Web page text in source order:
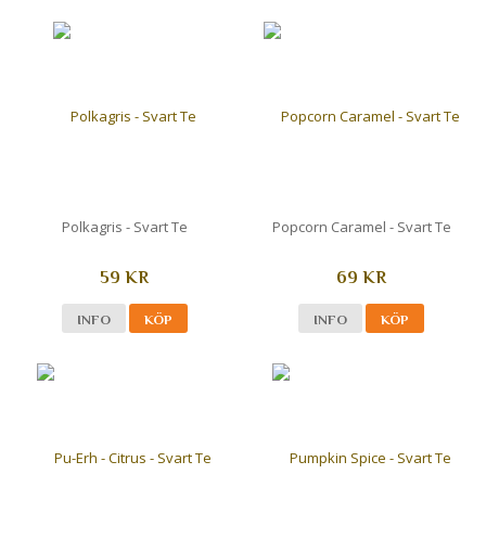
Polkagris - Svart Te
59 KR
INFO KÖP
Popcorn Caramel - Svart Te
69 KR
INFO KÖP